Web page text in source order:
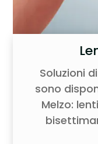
Soluzioni
sono
Melzo: